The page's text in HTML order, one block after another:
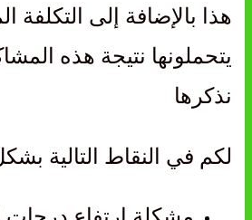
هذا بالإضافة إلى التكلفة
يتحملونها نتيجة هذه
نذكرها
لكم في النقاط التالية